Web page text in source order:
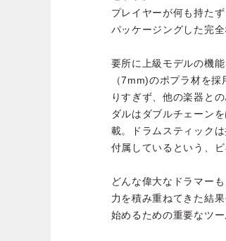
プレイヤーが何も持た
パッケージングした完全
要所に上級モデルの機
（7mm)のポプラ材を
りすぎず、他の楽器と
ダルはダブルチェーン
載。ドラムスティック
付属しているという、
どんな偉大なドラマー
力を積み重ねてきた結
始めるための重要なツ